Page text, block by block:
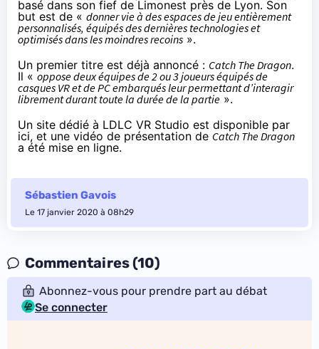
basé dans son fief de Limonest près de Lyon. Son
but est de « donner vie à des espaces de jeu entièrement
personnalisés, équipés des dernières technologies et
optimisés dans les moindres recoins ».
Un premier titre est déjà annoncé : Catch The Dragon.
Il « oppose deux équipes de 2 ou 3 joueurs équipés de
casques VR et de PC embarqués leur permettant d’interagir
librement durant toute la durée de la partie ».
Un site dédié à LDLC VR Studio est disponible par
ici, et une vidéo de présentation de Catch The Dragon
a été mise en ligne.
Sébastien Gavois
Le 17 janvier 2020 à 08h29
Commentaires (10)
Abonnez-vous pour prendre part au débat
Se connecter